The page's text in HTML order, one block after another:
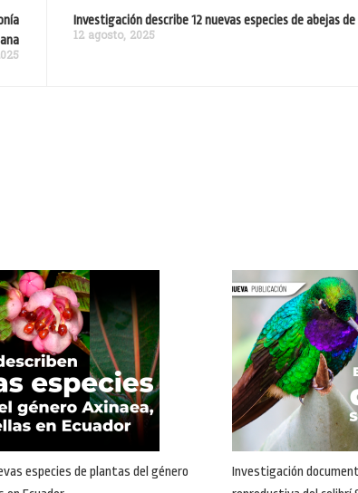
Investigación describe 12 nuevas especies de abejas
12 agosto, 2025
especies de plantas del género
Investigación